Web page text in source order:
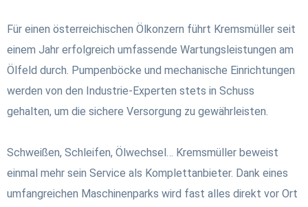
Für einen österreichischen Ölkonzern führt Kremsmüller seit
einem Jahr erfolgreich umfassende Wartungsleistungen am
Ölfeld durch. Pumpenböcke und mechanische Einrichtungen
werden von den Industrie-Experten stets in Schuss
gehalten, um die sichere Versorgung zu gewährleisten.
Schweißen, Schleifen, Ölwechsel… Kremsmüller beweist
einmal mehr sein Service als Komplettanbieter. Dank eines
umfangreichen Maschinenparks wird fast alles direkt vor Ort